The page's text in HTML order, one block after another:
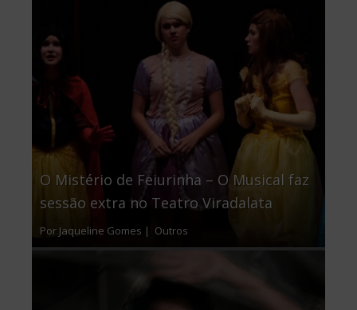
O Mistério de Feiurinha – O Musical faz
sessão extra no Teatro Viradalata
Por Jaqueline Gomes | Outros